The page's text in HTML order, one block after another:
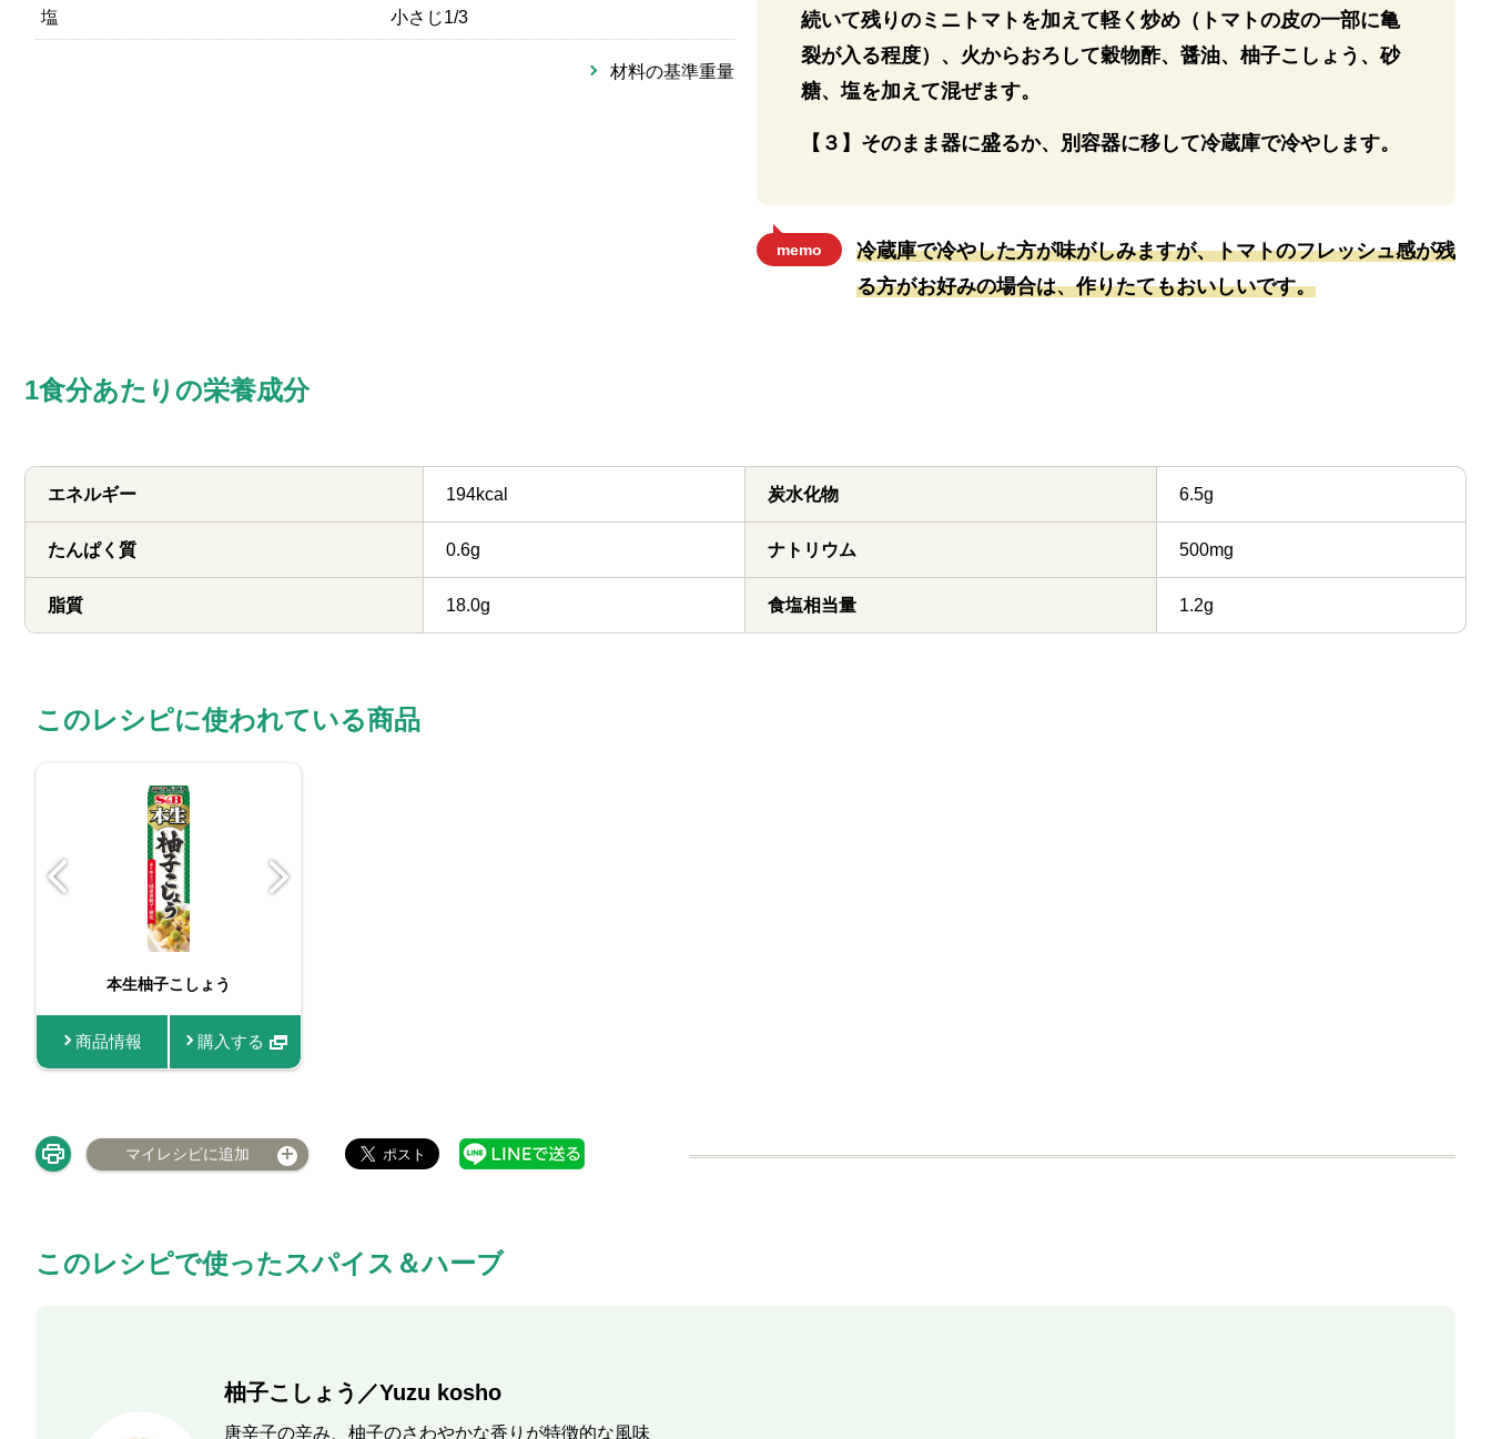
塩 小さじ1/3
材料の基準重量
続いて残りのミニトマトを加えて軽く炒め（トマトの皮の一部に亀
裂が入る程度）、火からおろして穀物酢、醤油、柚子こしょう、砂
糖、塩を加えて混ぜます。
【３】そのまま器に盛るか、別容器に移して冷蔵庫で冷やします。
memo
冷蔵庫で冷やした方が味がしみますが、トマトのフレッシュ感が残
る方がお好みの場合は、作りたてもおいしいです。
1食分あたりの栄養成分
エネルギー 194kcal
たんぱく質 0.6g
脂質 18.0g
炭水化物 6.5g
ナトリウム 500mg
食塩相当量 1.2g
このレシピに使われている商品
本生柚子こしょう
商品情報 購入する
マイレシピに追加
このレシピで使ったスパイス＆ハーブ
柚子こしょう／Yuzu kosho
唐辛子の辛み、柚子のさわやかな香りが特徴的な風味